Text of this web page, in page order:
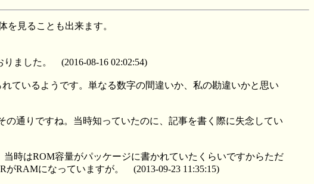
を見ることも出来ます。
ました。 (2016-08-16 02:02:54)
ているようです。単なる数字の間違いか、私の勘違いかと思い
通りですね。当時知っていたのに、記事を書く際に失念してい
時はROM容量がパッケージに書かれていたくらいですからただ
RAMになっていますが。
(2013-09-23 11:35:15)